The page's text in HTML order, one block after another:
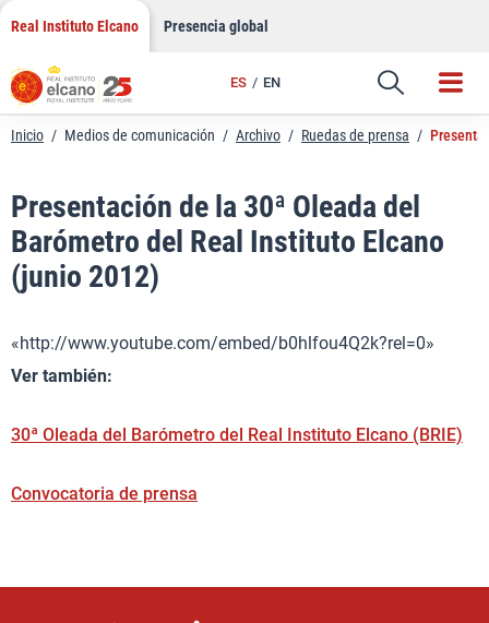
Saltar
contenido
Real Instituto Elcano Presencia global
ES EN
Enlace
Inicio / Medios de comunicación / Archivo / Ruedas de prensa /
Presentación de la 30ª Oleada del
Barómetro del Real Instituto Elcano
(junio 2012)
«http://www.youtube.com/embed/b0hlfou4Q2k?rel=0»
Ver también:
30ª Oleada del Barómetro del Real Instituto Elcano (BRIE)
Convocatoria de prensa